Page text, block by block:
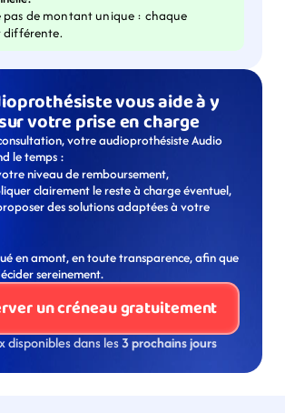
pas de montant unique : chaque
différente.
vous aide à y
votre prise en charge
votre audioprothésiste Audio
le temps :
niveau de remboursement,
clairement le reste à charge éventuel,
des solutions adaptées à votre
en amont, en toute transparence, afin que
sereinement.
un créneau gratuitement
disponibles dans les 3 prochains jours